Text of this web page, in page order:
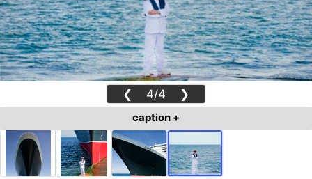
❮ 4/4 ❯
caption +